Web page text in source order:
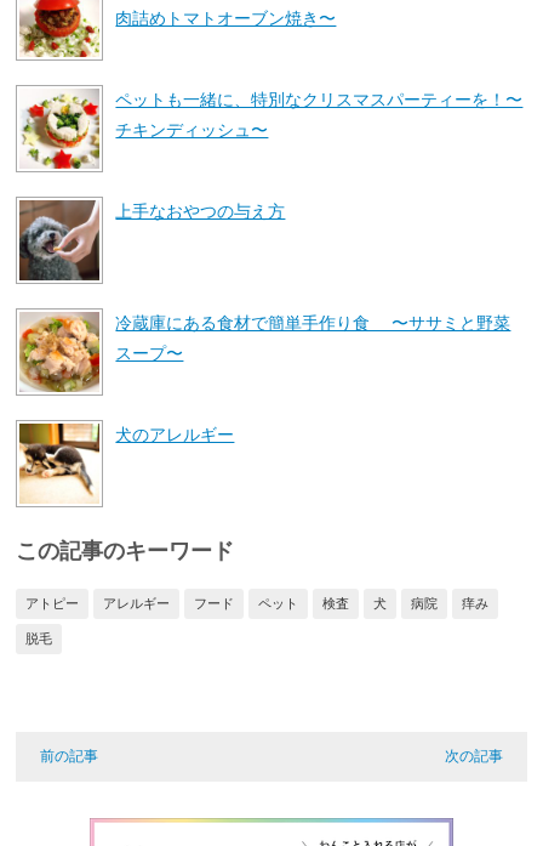
肉詰めトマトオーブン焼き〜
ペットも一緒に、特別なクリスマスパーティーを！〜
チキンディッシュ〜
上手なおやつの与え方
冷蔵庫にある食材で簡単手作り食 〜ササミと野菜
スープ〜
犬のアレルギー
この記事のキーワード
アトピー アレルギー フード ペット 検査 犬 病院 痒み
脱毛
前の記事 次の記事